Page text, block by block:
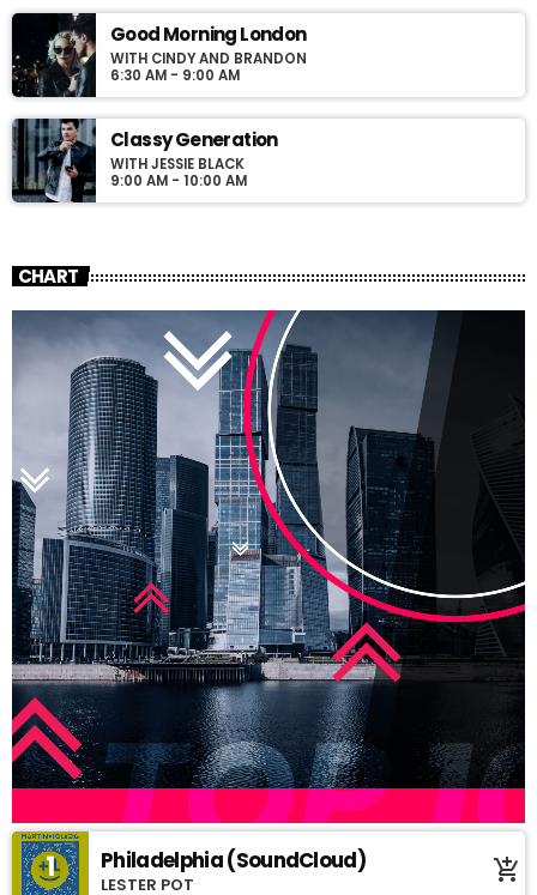
Good Morning London
WITH CINDY AND BRANDON
6:30 AM - 9:00 AM
Classy Generation
WITH JESSIE BLACK
9:00 AM - 10:00 AM
CHART
1 Philadelphia (SoundCloud)
LESTER POT add_shopping_cart